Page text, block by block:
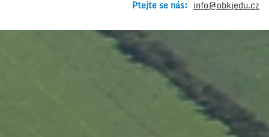
Ptejte se nás: info@obkjedu.cz